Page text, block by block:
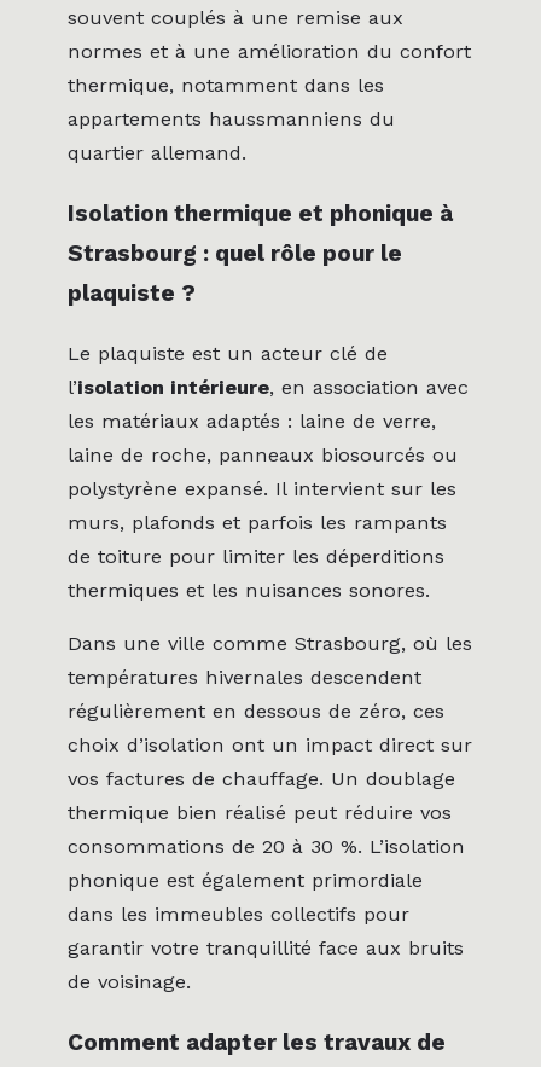
souvent couplés à une remise aux
normes et à une amélioration du confort
thermique, notamment dans les
appartements haussmanniens du
quartier allemand.
Isolation thermique et phonique à
Strasbourg : quel rôle pour le
plaquiste ?
Le plaquiste est un acteur clé de
l’isolation intérieure, en association avec
les matériaux adaptés : laine de verre,
laine de roche, panneaux biosourcés ou
polystyrène expansé. Il intervient sur les
murs, plafonds et parfois les rampants
de toiture pour limiter les déperditions
thermiques et les nuisances sonores.
Dans une ville comme Strasbourg, où les
températures hivernales descendent
régulièrement en dessous de zéro, ces
choix d’isolation ont un impact direct sur
vos factures de chauffage. Un doublage
thermique bien réalisé peut réduire vos
consommations de 20 à 30 %. L’isolation
phonique est également primordiale
dans les immeubles collectifs pour
garantir votre tranquillité face aux bruits
de voisinage.
Comment adapter les travaux de